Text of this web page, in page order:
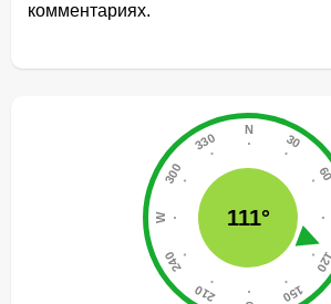
комментариях.
111°